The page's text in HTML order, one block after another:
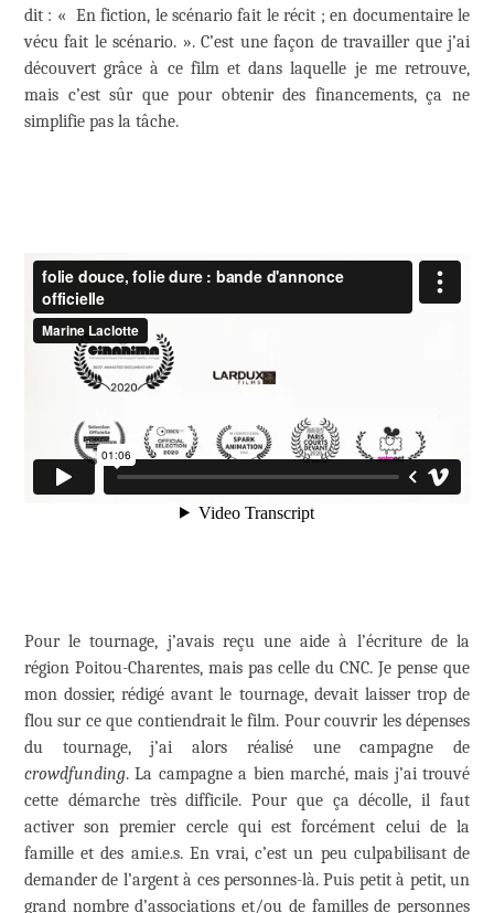
dit : « En fiction, le scénario fait le récit ; en documentaire le
vécu fait le scénario. ». C’est une façon de travailler que j’ai
découvert grâce à ce film et dans laquelle je me retrouve,
mais c’est sûr que pour obtenir des financements, ça ne
simplifie pas la tâche.
Pour le tournage, j’avais reçu une aide à l’écriture de la
région Poitou-Charentes, mais pas celle du CNC. Je pense que
mon dossier, rédigé avant le tournage, devait laisser trop de
flou sur ce que contiendrait le film. Pour couvrir les dépenses
du tournage, j’ai alors réalisé une campagne de
crowdfunding. La campagne a bien marché, mais j’ai trouvé
cette démarche très difficile. Pour que ça décolle, il faut
activer son premier cercle qui est forcément celui de la
famille et des ami.e.s. En vrai, c’est un peu culpabilisant de
demander de l’argent à ces personnes-là. Puis petit à petit, un
grand nombre d’associations et/ou de familles de personnes